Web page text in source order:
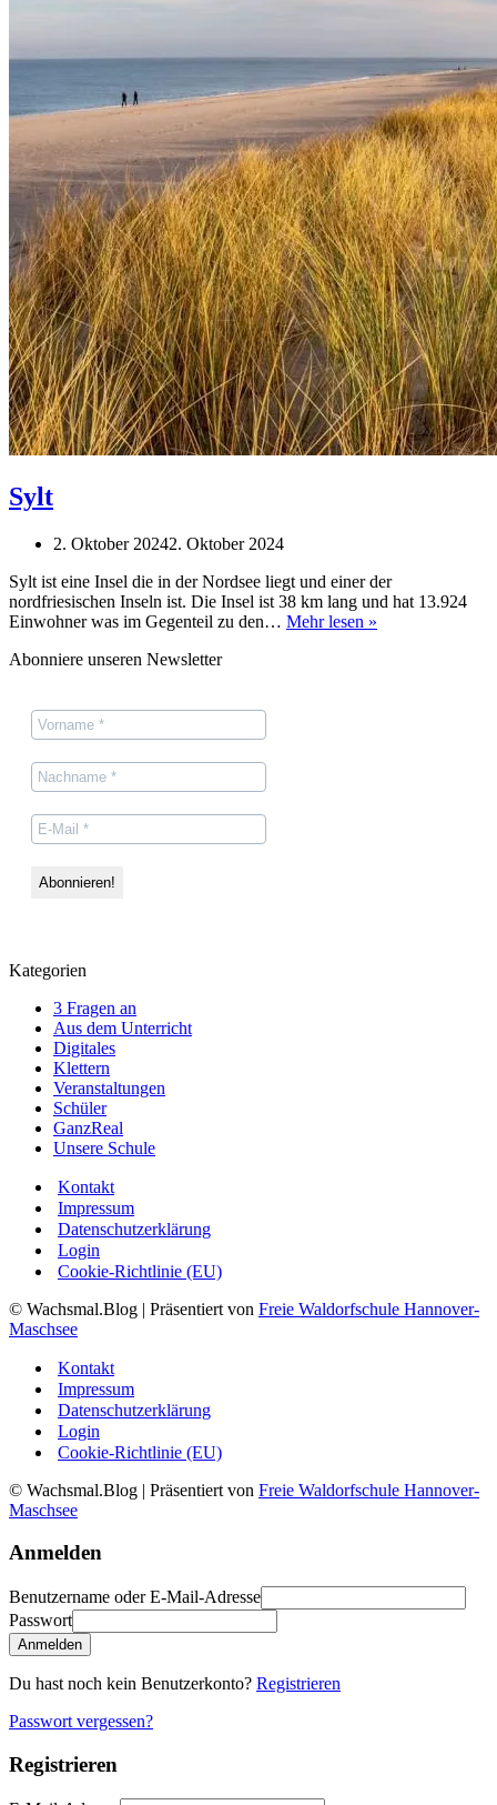
Sylt
2. Oktober 20242. Oktober 2024
Sylt ist eine Insel die in der Nordsee liegt und einer der
nordfriesischen Inseln ist. Die Insel ist 38 km lang und hat 13.924
Einwohner was im Gegenteil zu den… Mehr lesen »
Abonniere unseren Newsletter
Kategorien
3 Fragen an
Aus dem Unterricht
Digitales
Klettern
Veranstaltungen
Schüler
GanzReal
Unsere Schule
Kontakt
Impressum
Datenschutzerklärung
Login
Cookie-Richtlinie (EU)
© Wachsmal.Blog | Präsentiert von Freie Waldorfschule Hannover-
Maschsee
Kontakt
Impressum
Datenschutzerklärung
Login
Cookie-Richtlinie (EU)
© Wachsmal.Blog | Präsentiert von Freie Waldorfschule Hannover-
Maschsee
Anmelden
Benutzername oder E-Mail-Adresse
Passwort
Anmelden
Du hast noch kein Benutzerkonto? Registrieren
Passwort vergessen?
Registrieren